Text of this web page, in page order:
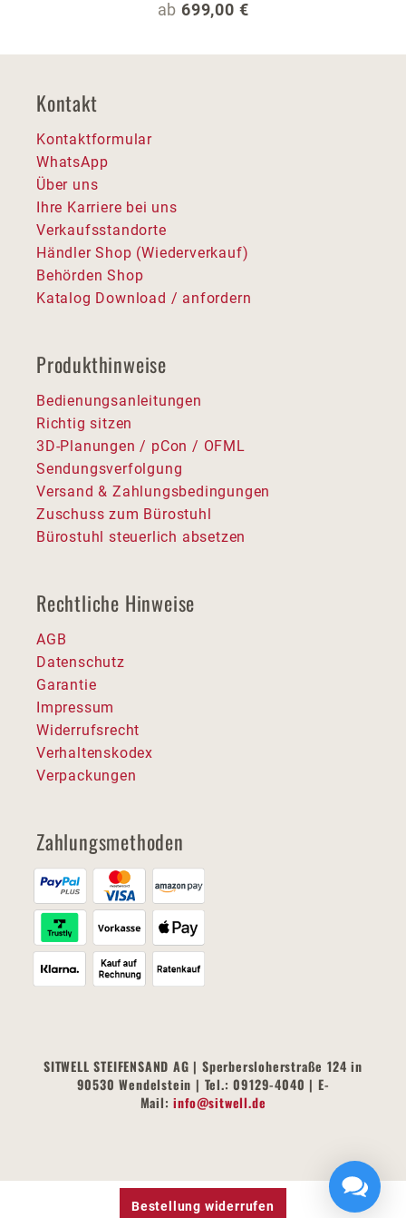
Regulärer Preis:
ab 699,00 €
Kontakt
Kontaktformular
WhatsApp
Über uns
Ihre Karriere bei uns
Verkaufsstandorte
Händler Shop (Wiederverkauf)
Behörden Shop
Katalog Download / anfordern
Produkthinweise
Bedienungsanleitungen
Richtig sitzen
3D-Planungen / pCon / OFML
Sendungsverfolgung
Versand & Zahlungsbedingungen
Zuschuss zum Bürostuhl
Bürostuhl steuerlich absetzen
Rechtliche Hinweise
AGB
Datenschutz
Garantie
Impressum
Widerrufsrecht
Verhaltenskodex
Verpackungen
Zahlungsmethoden
SITWELL STEIFENSAND AG | Sperbersloherstraße 124 in
90530 Wendelstein | Tel.: 09129-4040 | E-
Mail:info@sitwell.de
Bestellung widerrufen